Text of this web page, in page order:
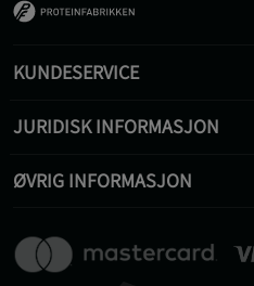
KUNDESERVICE
JURIDISK INFORMASJON
ØVRIG INFORMASJON